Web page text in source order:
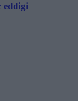
eddigi